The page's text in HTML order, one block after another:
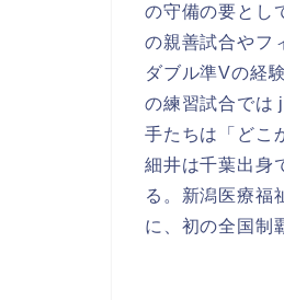
の守備の要とし
の親善試合やフ
ダブル準Vの経
の練習試合では
手たちは「どこ
細井は千葉出身
る。新潟医療福
に、初の全国制